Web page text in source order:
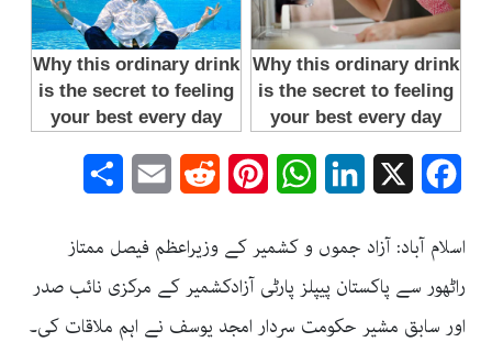
Facebook
LinkedIn
WhatsApp
Pinterest
Reddit
Email
اسلام آباد: آزاد جموں و کشمیر کے وزیراعظم فیصل ممتاز
راٹھور سے پاکستان پیپلز پارٹی آزادکشمیر کے مرکزی نائب صدر
اور سابق مشیر حکومت سردار امجد یوسف نے اہم ملاقات کی۔